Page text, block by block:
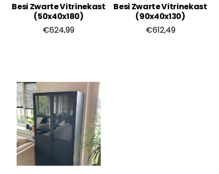
Besi Zwarte Vitrinekast
(50x40x180)
€624,99
Besi Zwarte Vitrinekast
(90x40x130)
€612,49